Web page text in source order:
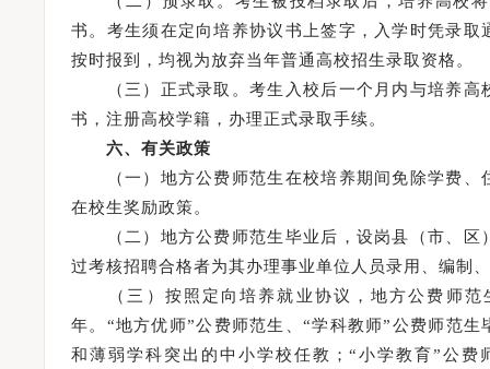
书。考生须在定向培养协议书上签字，入学时凭录
按时报到，均视为放弃当年普通高校招生录取资格。
（三）正式录取。考生入校后一个月内与培养高
书，注册高校学籍，办理正式录取手续。
六、有关政策
（一）地方公费师范生在校培养期间免除学费、
在校生奖励政策。
（二）地方公费师范生毕业后，设岗县（市、区
过考核招聘合格者为其办理事业单位人员录用、编制
（三）按照定向培养就业协议，地方公费师范
年。“地方优师”公费师范生、“学科教师”公费师范
和薄弱学科突出的中小学校任教；“小学教育”公